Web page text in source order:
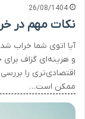
26/08/1404
نکات مهم در
آیا اتوی شما خراب
و هزینه‌ای گزاف برای
اقتصادی‌تری را
ممکن است…